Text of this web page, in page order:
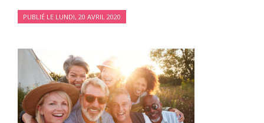
PUBLIÉ LE LUNDI, 20 AVRIL 2020